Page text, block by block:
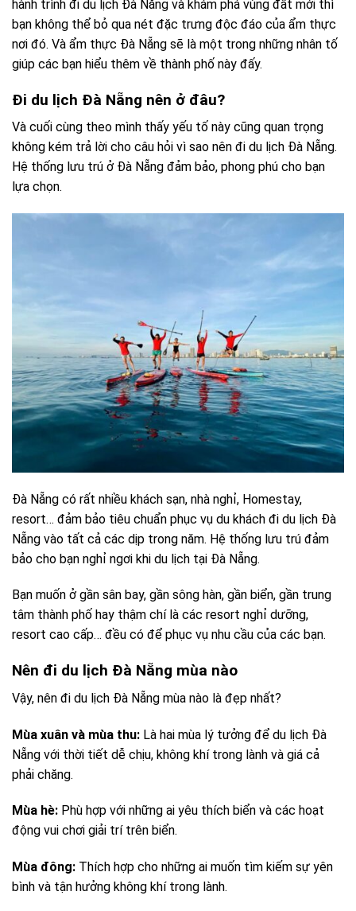
hành trình đi du lịch Đà Nẵng và khám phá vùng đất mới thì
bạn không thể bỏ qua nét đặc trưng độc đáo của ẩm thực
nơi đó. Và ẩm thực Đà Nẵng sẽ là một trong những nhân tố
giúp các bạn hiểu thêm về thành phố này đấy.
Đi du lịch Đà Nẵng nên ở đâu?
Và cuối cùng theo mình thấy yếu tố này cũng quan trọng
không kém trả lời cho câu hỏi vì sao nên đi du lịch Đà Nẵng.
Hệ thống lưu trú ở Đà Nẵng đảm bảo, phong phú cho bạn
lựa chọn.
Đà Nẵng có rất nhiều khách sạn, nhà nghỉ, Homestay,
resort… đảm bảo tiêu chuẩn phục vụ du khách đi du lịch Đà
Nẵng vào tất cả các dịp trong năm. Hệ thống lưu trú đảm
bảo cho bạn nghỉ ngơi khi du lịch tại Đà Nẵng.
Bạn muốn ở gần sân bay, gần sông hàn, gần biển, gần trung
tâm thành phố hay thậm chí là các resort nghỉ dưỡng,
resort cao cấp… đều có để phục vụ nhu cầu của các bạn.
Nên đi du lịch Đà Nẵng mùa nào
Vậy, nên đi du lịch Đà Nẵng mùa nào là đẹp nhất?
Mùa xuân và mùa thu: Là hai mùa lý tưởng để du lịch Đà
Nẵng với thời tiết dễ chịu, không khí trong lành và giá cả
phải chăng.
Mùa hè: Phù hợp với những ai yêu thích biển và các hoạt
động vui chơi giải trí trên biển.
Mùa đông: Thích hợp cho những ai muốn tìm kiếm sự yên
bình và tận hưởng không khí trong lành.